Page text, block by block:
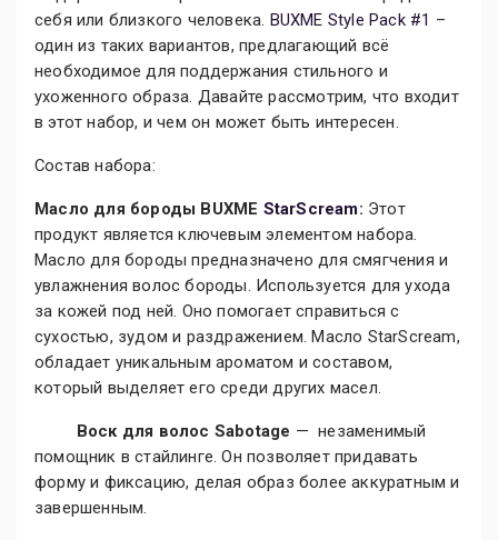
себя или близкого человека. BUXME Style Pack #1 –
один из таких вариантов, предлагающий всё
необходимое для поддержания стильного и
ухоженного образа. Давайте рассмотрим, что входит
в этот набор, и чем он может быть интересен.
Состав набора:
Масло для бороды BUXME StarScream: Этот
продукт является ключевым элементом набора.
Масло для бороды предназначено для смягчения и
увлажнения волос бороды. Используется для ухода
за кожей под ней. Оно помогает справиться с
сухостью, зудом и раздражением. Масло StarScream,
обладает уникальным ароматом и составом,
который выделяет его среди других масел.
Воск для волос Sabotage — незаменимый
помощник в стайлинге. Он позволяет придавать
форму и фиксацию, делая образ более аккуратным и
завершенным.